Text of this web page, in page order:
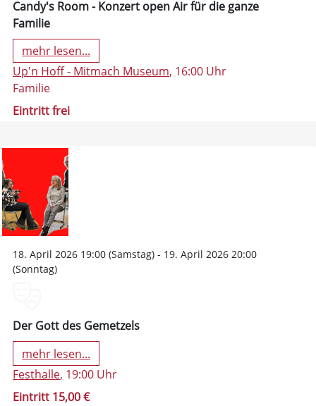
Candy's Room - Konzert open Air für die ganze
Familie
mehr lesen...
Up'n Hoff - Mitmach Museum, 16:00 Uhr
Familie
Eintritt frei
18. April 2026 19:00 (Samstag) - 19. April 2026 20:00
(Sonntag)
Der Gott des Gemetzels
mehr lesen...
Festhalle, 19:00 Uhr
Eintritt 15,00 €